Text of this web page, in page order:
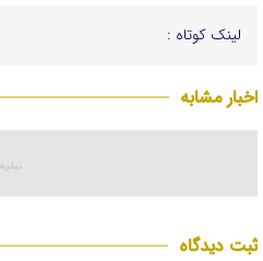
لینک کوتاه :
اخبار مشابه
ثبت دیدگاه